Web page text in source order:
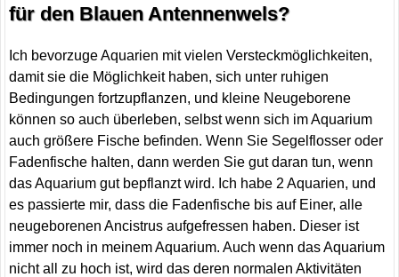
für den Blauen Antennenwels?
Ich bevorzuge Aquarien mit vielen Versteckmöglichkeiten,
damit sie die Möglichkeit haben, sich unter ruhigen
Bedingungen fortzupflanzen, und kleine Neugeborene
können so auch überleben, selbst wenn sich im Aquarium
auch größere Fische befinden. Wenn Sie Segelflosser oder
Fadenfische halten, dann werden Sie gut daran tun, wenn
das Aquarium gut bepflanzt wird. Ich habe 2 Aquarien, und
es passierte mir, dass die Fadenfische bis auf Einer, alle
neugeborenen Ancistrus aufgefressen haben. Dieser ist
immer noch in meinem Aquarium. Auch wenn das Aquarium
nicht all zu hoch ist, wird das deren normalen Aktivitäten